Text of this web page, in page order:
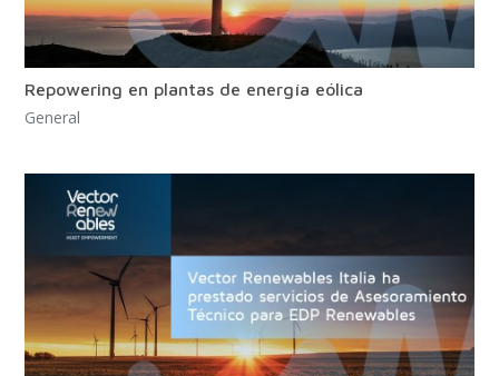
Repowering en plantas de energía eólica
General